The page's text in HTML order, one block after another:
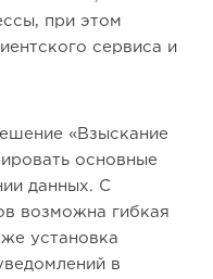
при этом
сервиса и
«Взыскание
основные
данных. С
возможна гибкая
установка
в